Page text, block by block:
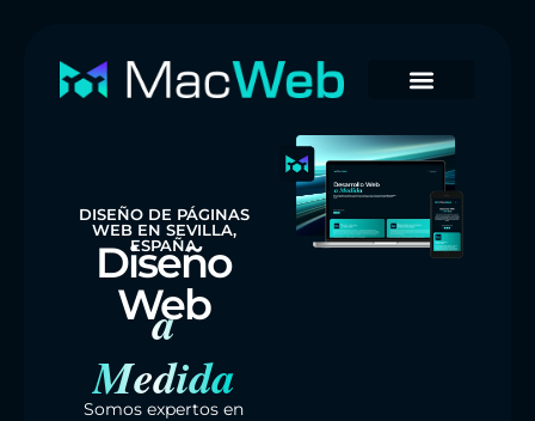
DISEÑO DE PÁGINAS
WEB EN SEVILLA,
ESPAÑA
Diseño
Web
a
Medida
Somos expertos en